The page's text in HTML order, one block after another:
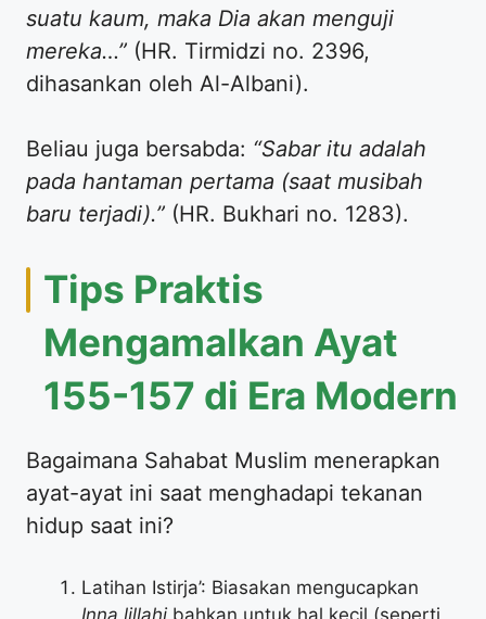
suatu kaum, maka Dia akan menguji
mereka…” (HR. Tirmidzi no. 2396,
dihasankan oleh Al-Albani).
Beliau juga bersabda: “Sabar itu adalah
pada hantaman pertama (saat musibah
baru terjadi).” (HR. Bukhari no. 1283).
Tips Praktis
Mengamalkan Ayat
155-157 di Era Modern
Bagaimana Sahabat Muslim menerapkan
ayat-ayat ini saat menghadapi tekanan
hidup saat ini?
Latihan Istirja’: Biasakan mengucapkan
Inna lillahi bahkan untuk hal kecil (seperti